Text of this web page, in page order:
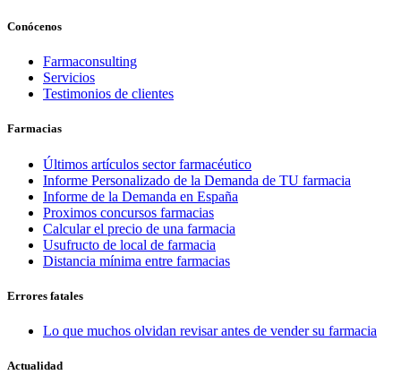
Conócenos
Farmaconsulting
Servicios
Testimonios de clientes
Farmacias
Últimos artículos sector farmacéutico
Informe Personalizado de la Demanda de TU farmacia
Informe de la Demanda en España
Proximos concursos farmacias
Calcular el precio de una farmacia
Usufructo de local de farmacia
Distancia mínima entre farmacias
Errores fatales
Lo que muchos olvidan revisar antes de vender su farmacia
Actualidad